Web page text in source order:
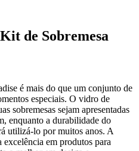
de Sobremesa
é mais do que um conjunto de
especiais. O vidro de
sobremesas sejam apresentadas
enquanto a durabilidade do
utilizá-lo por muitos anos. A
em produtos para